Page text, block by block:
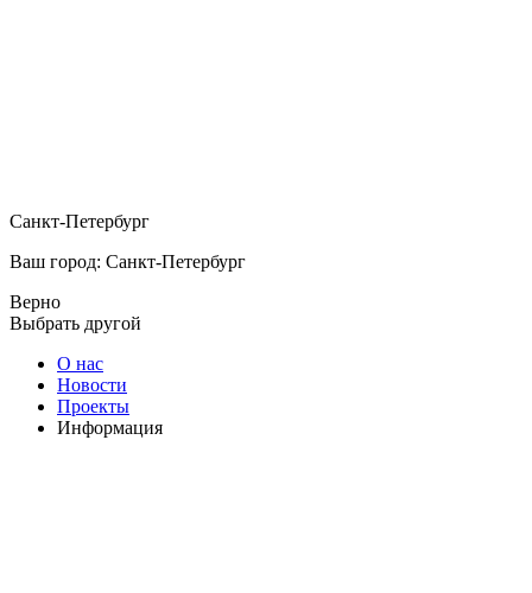
Санкт-Петербург
Ваш город: Санкт-Петербург
Верно
Выбрать другой
О нас
Новости
Проекты
Информация